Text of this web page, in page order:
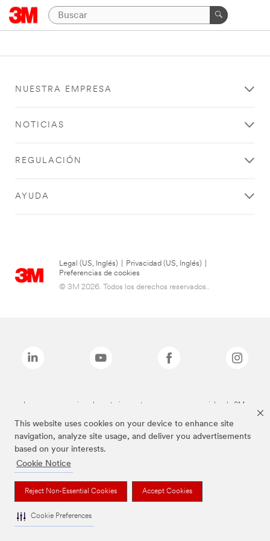
This website uses cookies on your device to enhance site
navigation, analyze site usage, and deliver you advertisements
based on your interests.
Cookie Notice
Reject Non-Essential Cookies Accept Cookies
Cookie Preferences
NUESTRA EMPRESA
NOTICIAS
REGULACIÓN
AYUDA
Legal (US, Inglés) Privacidad (US, Inglés)
Preferencias de cookies
© 3M 2026. Todos los derechos reservados..
Las marcas mencionadas anteriormente son marcas comerciales de 3M.